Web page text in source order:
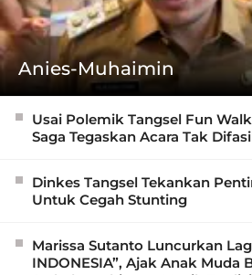
Anies-Muhaimin
Usai Polemik Tangsel Fun
Saga Tegaskan Acara Tak
Dinkes Tangsel Tekankan
Untuk Cegah Stunting
Marissa Sutanto Luncurkan
INDONESIA”, Ajak Anak Muda